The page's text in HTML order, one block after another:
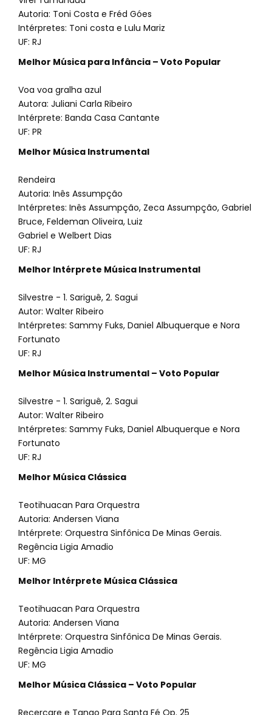
Autoria: Toni Costa e Fréd Góes
Intérpretes: Toni costa e Lulu Mariz
UF: RJ
Melhor Música para Infância – Voto Popular
Voa voa gralha azul
Autora: Juliani Carla Ribeiro
Intérprete: Banda Casa Cantante
UF: PR
Melhor Música Instrumental
Rendeira
Autoria: Inês Assumpção
Intérpretes: Inês Assumpção, Zeca Assumpção, Gabriel
Bruce, Feldeman Oliveira, Luiz
Gabriel e Welbert Dias
UF: RJ
Melhor Intérprete Música Instrumental
Silvestre - 1. Sariguê, 2. Sagui
Autor: Walter Ribeiro
Intérpretes: Sammy Fuks, Daniel Albuquerque e Nora
Fortunato
UF: RJ
Melhor Música Instrumental – Voto Popular
Silvestre - 1. Sariguê, 2. Sagui
Autor: Walter Ribeiro
Intérpretes: Sammy Fuks, Daniel Albuquerque e Nora
Fortunato
UF: RJ
Melhor Música Clássica
Teotihuacan Para Orquestra
Autoria: Andersen Viana
Intérprete: Orquestra Sinfônica De Minas Gerais.
Regência Ligia Amadio
UF: MG
Melhor Intérprete Música Clássica
Teotihuacan Para Orquestra
Autoria: Andersen Viana
Intérprete: Orquestra Sinfônica De Minas Gerais.
Regência Ligia Amadio
UF: MG
Melhor Música Clássica – Voto Popular